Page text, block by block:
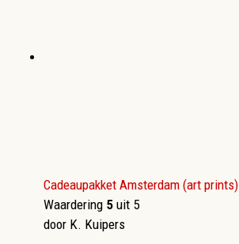
Cadeaupakket Amsterdam (art prints)
Waardering 5 uit 5
door K. Kuipers